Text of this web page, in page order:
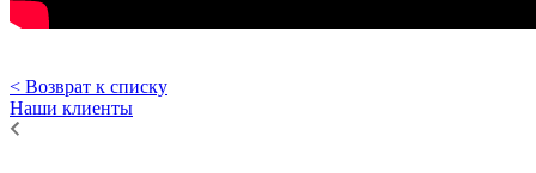
< Возврат к списку
Наши клиенты